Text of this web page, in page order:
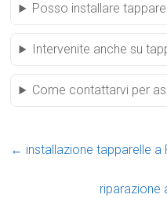
Posso installare
Intervenite anche su
Come contattarvi per
← installazione tapparelle a
riparazione